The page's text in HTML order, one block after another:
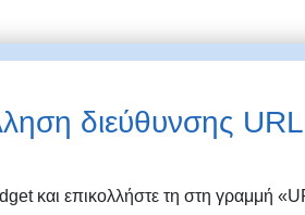
διεύθυνσης URL
και επικολλήστε τη στη γραμμή